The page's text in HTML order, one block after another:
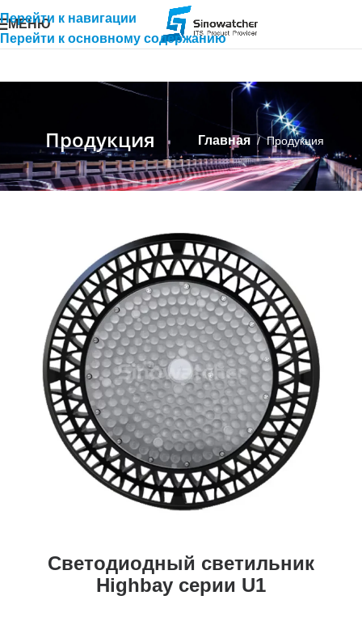
Перейти к навигации
Перейти к основному содержанию
МЕНЮ
Продукция Главная / Продукция
Светодиодный светильник
Highbay серии U1